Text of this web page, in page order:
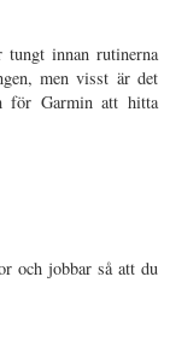
innan rutinerna
men visst är det
för Garmin att hitta
och jobbar så att du